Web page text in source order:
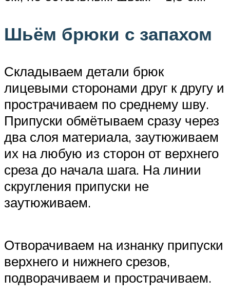
Шьём брюки с запахом
Складываем детали брюк
лицевыми сторонами друг к другу и
прострачиваем по среднему шву.
Припуски обмётываем сразу через
два слоя материала, заутюживаем
их на любую из сторон от верхнего
среза до начала шага. На линии
скругления припуски не
заутюживаем.
Отворачиваем на изнанку припуски
верхнего и нижнего срезов,
подворачиваем и прострачиваем.